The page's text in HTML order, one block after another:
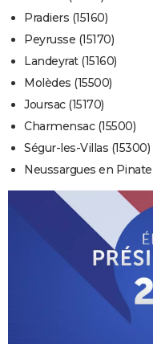
Pradiers (15160)
Peyrusse (15170)
Landeyrat (15160)
Molèdes (15500)
Joursac (15170)
Charmensac (15500)
Ségur-les-Villas (15300)
Neussargues en